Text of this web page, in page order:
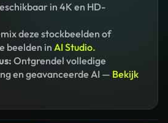
in 4K en HD-
deze stockbeelden of
beelden in AI Studio.
Ontgrendel volledige
en geavanceerde AI — Bekijk